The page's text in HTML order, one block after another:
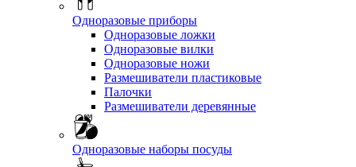
Одноразовые приборы
Одноразовые ложки
Одноразовые вилки
Одноразовые ножи
Размешиватели пластиковые
Палочки
Размешиватели деревянные
Одноразовые наборы посуды